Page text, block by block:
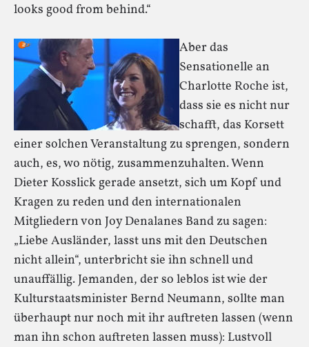
looks good from behind.“
Aber das
Sensationelle an
Charlotte Roche ist,
dass sie es nicht nur
schafft, das Korsett
einer solchen Veranstaltung zu sprengen, sondern
auch, es, wo nötig, zusammenzuhalten. Wenn
Dieter Kosslick gerade ansetzt, sich um Kopf und
Kragen zu reden und den internationalen
Mitgliedern von Joy Denalanes Band zu sagen:
„Liebe Ausländer, lasst uns mit den Deutschen
nicht allein“, unterbricht sie ihn schnell und
unauffällig. Jemanden, der so leblos ist wie der
Kulturstaatsminister Bernd Neumann, sollte man
überhaupt nur noch mit ihr auftreten lassen (wenn
man ihn schon auftreten lassen muss): Lustvoll